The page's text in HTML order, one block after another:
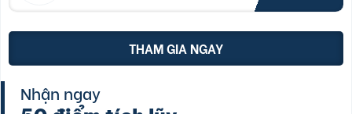
THAM GIA NGAY
Nhận ngay